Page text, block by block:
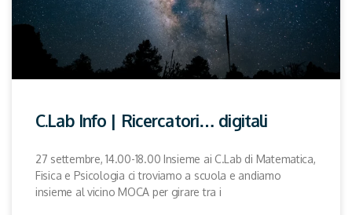
C.Lab Info | Ricercatori… digitali
27 settembre, 14.00-18.00 Insieme ai C.Lab di Matematica,
Fisica e Psicologia ci troviamo a scuola e andiamo
insieme al vicino MOCA per girare tra i